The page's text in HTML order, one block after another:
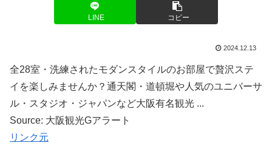
LINE コピー
2024.12.13
全28室・洗練されたモダンスタイルのお部屋で贅沢ステ
イを楽しみませんか？通天閣・道頓堀や人気のユニバーサ
ル・スタジオ・ジャパンなど大阪有名観光 ...
Source: 大阪観光Gアラート
リンク元